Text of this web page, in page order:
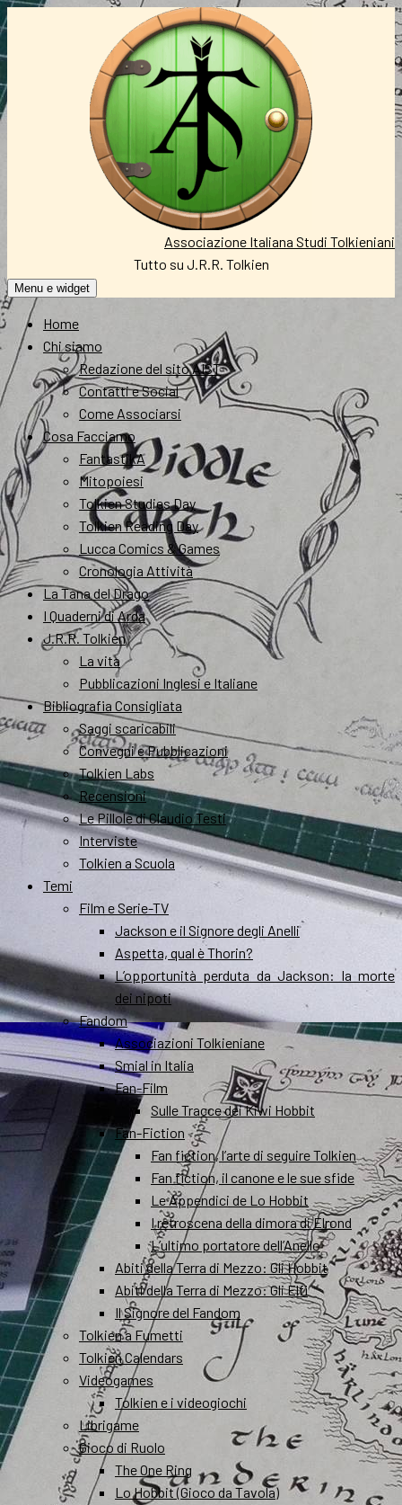
Vai
contenuto
Associazione Italiana Studi Tolkieniani
Tutto su J.R.R. Tolkien
Menu e widget
Home
Chi siamo
Redazione del sito AIST
Contatti e Social
Come Associarsi
Cosa Facciamo
FantastikA
Mitopoiesi
Tolkien Studies Day
Tolkien Reading Day
Lucca Comics & Games
Cronologia Attività
La Tana del Drago
I Quaderni di Arda
J.R.R. Tolkien
La vita
Pubblicazioni Inglesi e Italiane
Bibliografia Consigliata
Saggi scaricabili
Convegni e Pubblicazioni
Tolkien Labs
Recensioni
Le Pillole di Claudio Testi
Interviste
Tolkien a Scuola
Temi
Film e Serie-TV
Jackson e il Signore degli Anelli
Aspetta, qual è Thorin?
L’opportunità perduta da Jackson: la morte
dei nipoti
Fandom
Associazioni Tolkieniane
Smial in Italia
Fan-Film
Sulle Tracce dei Kiwi Hobbit
Fan-Fiction
Fan fiction, l’arte di seguire Tolkien
Fan fiction, il canone e le sue sfide
Le Appendici de Lo Hobbit
I retroscena della dimora di Elrond
L’ultimo portatore dell’Anello
Abiti della Terra di Mezzo: Gli Hobbit
Abiti della Terra di Mezzo: Gli Elfi
Il Signore del Fandom
Tolkien a Fumetti
Tolkien Calendars
Videogames
Tolkien e i videogiochi
Librigame
Gioco di Ruolo
The One Ring
Lo Hobbit (Gioco da Tavola)